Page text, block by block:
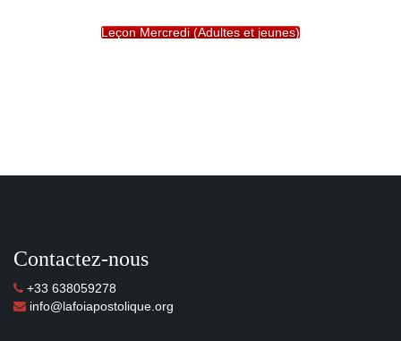
Leçon Mercredi (Adultes et jeunes)
Contactez-nous
+33 638059278
info@lafoiapostolique.org